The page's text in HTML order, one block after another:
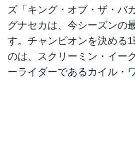
ズ「キング・オブ・ザ・バ
グナセカは、今シーズンの
す。チャンピオンを決める
のは、スクリーミン・イー
ーライダーであるカイル・